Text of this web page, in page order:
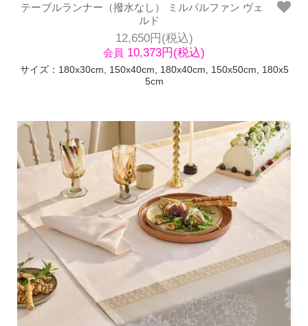
テーブルランナー（撥水なし） ミルパルファン ヴェ
ルド
12,650円(税込)
会員 10,373円(税込)
サイズ：180x30cm, 150x40cm, 180x40cm, 150x50cm, 180x5
5cm